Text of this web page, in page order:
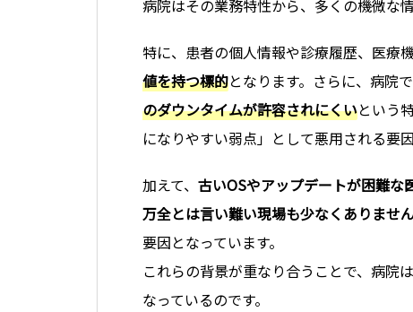
病院はその業務特性から、多くの機微な
特に、患者の個人情報や診療履歴、医療
値を持つ標的となります。さらに、病院
のダウンタイムが許容されにくいという
になりやすい弱点」として悪用される要
加えて、 古いOSやアップデートが困難な
万全とは言い難い現場も少なくありませ
要因となっています。
これらの背景が重なり合うことで、病院
なっているのです。